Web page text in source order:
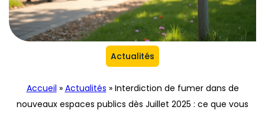
Actualités
Accueil » Actualités » Interdiction de fumer dans de
nouveaux espaces publics dès Juillet 2025 : ce que vous